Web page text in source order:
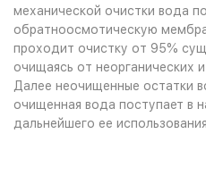
механической очистки вода
обратноосмотическую
проходит очистку от 95%
очищаясь от неорганических
Далее неочищенные остатки
очищенная вода поступает в
дальнейшего ее